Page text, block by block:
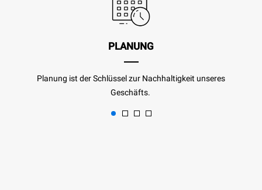
PLANUNG
Planung ist der Schlüssel zur Nachhaltigkeit unseres
Geschäfts.